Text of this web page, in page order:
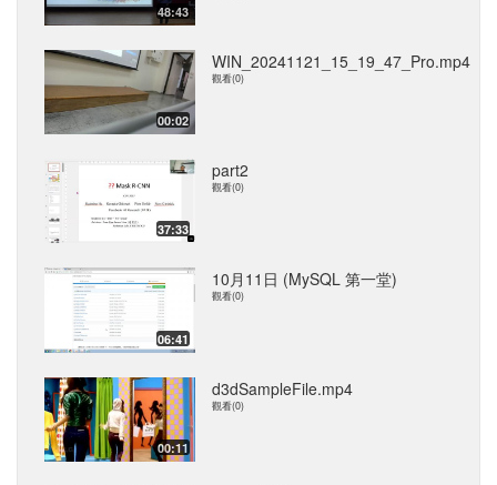
48:43
00:02
WIN_20241121_15_19_47_Pro.mp4
觀看(0)
37:33
part2
觀看(0)
06:41
10月11日 (MySQL 第一堂)
觀看(0)
00:11
d3dSampleFile.mp4
觀看(0)